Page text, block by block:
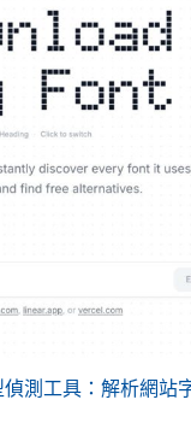
偵測工具：解析網站